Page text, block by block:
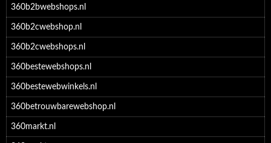
360b2bwebshops.nl
360b2cwebshop.nl
360b2cwebshops.nl
360bestewebshops.nl
360bestewebwinkels.nl
360betrouwbarewebshop.nl
360markt.nl